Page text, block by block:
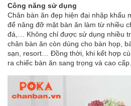
Công năng sử dụng
Chân bàn ăn đẹp hiện đại nhập khẩu
để nâng đỡ mặt bàn ăn làm từ nhiều
đá,… Không chỉ được sử dụng nhiều
chân bàn ăn còn dùng cho bàn họp,
sạn, resort… Đồng thời, khi kết hợp
ra chiếc bàn ăn sang trọng và cao cấp.